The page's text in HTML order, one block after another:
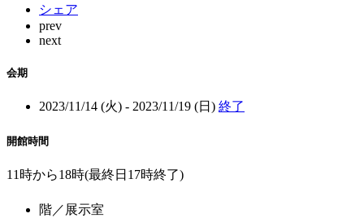
シェア
prev
next
会期
2023/11/14 (火) - 2023/11/19 (日) 終了
開館時間
11時から18時(最終日17時終了)
階／展示室